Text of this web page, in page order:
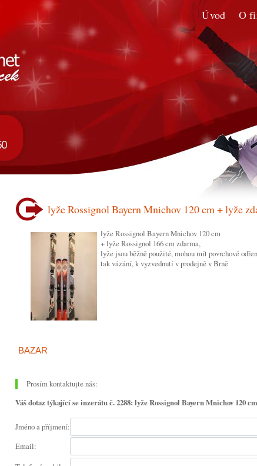
Úvod O
lyže Rossignol Bayern Mnichov 120 cm + lyže
lyže Rossignol Bayern Mnichov 120 cm
+ lyže Rossignol 166 cm zdarma,
lyže jsou běžně použité, mohou mít povrchové
tak vázání, k vyzvednutí v prodejně v Brně
BAZAR
Prosím kontaktujte nás:
Váš dotaz týkající se inzerátu č. 2288: lyže Rossignol Bayern Mnichov 120
Jméno a příjmení:
Email: